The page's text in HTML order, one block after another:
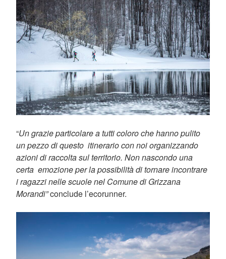
“Un grazie particolare a tutti coloro che hanno pulito
un pezzo di questo itinerario con noi organizzando
azioni di raccolta sul territorio. Non nascondo una
certa emozione per la possibilità di tornare incontrare
i ragazzi nelle scuole nel Comune di Grizzana
Morandi”conclude l’ecorunner.